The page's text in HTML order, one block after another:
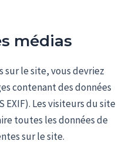
médias
sur le site, vous devriez
contenant des données
EXIF). Les visiteurs du site
toutes les données de
sur le site.